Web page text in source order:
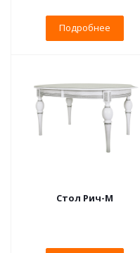
Подробнее
Стол Рич-М